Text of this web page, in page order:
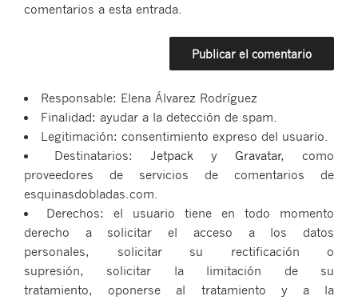
comentarios a esta entrada.
Responsable: Elena Álvarez Rodríguez
Finalidad: ayudar a la detección de spam.
Legitimación: consentimiento expreso del usuario.
Destinatarios: Jetpack y Gravatar, como
proveedores de servicios de comentarios de
esquinasdobladas.com.
Derechos: el usuario tiene en todo momento
derecho a solicitar el acceso a los datos
personales, solicitar su rectificación o
supresión, solicitar la limitación de su
tratamiento, oponerse al tratamiento y a la